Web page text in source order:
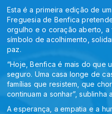
Esta é a primeira edição de
Freguesia de Benfica
orgulho e o coração aberto, a
símbolo de acolhimento,
paz.
“Hoje, Benfica é mais do que
seguro. Uma casa longe de
famílias que resistem, que
continuam a sonhar”, sublinha
A esperança, a empatia e a